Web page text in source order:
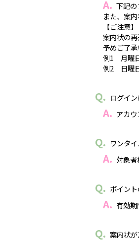
下記の
また、案
【ご注意】
案内状の
予めご了
例1 月曜
例2 日曜
ログイ
アカ
ワンタ
対象
ポイン
有効期
案内状